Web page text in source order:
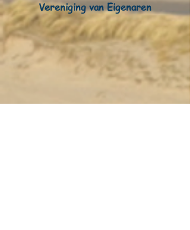
Vereniging van Eigenaren